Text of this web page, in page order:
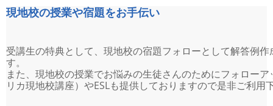
現地校の授業や宿題をお手伝い
受講生の特典として、現地校の宿題フォローとして解答例
す。
また、現地校の授業でお悩みの生徒さんのためにフォロー
リカ現地校講座）やESLも提供しておりますので是非ご利用